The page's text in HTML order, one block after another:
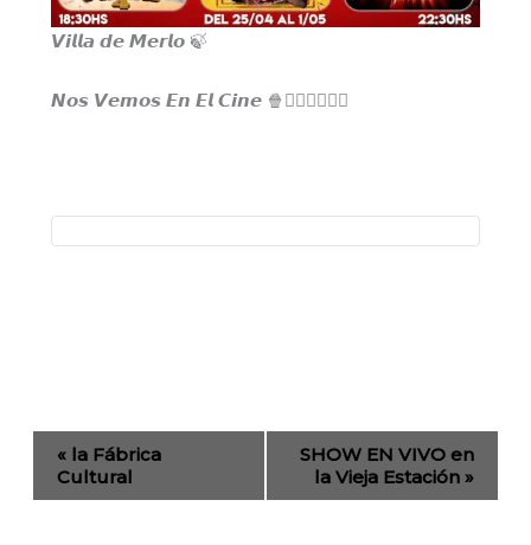
𝙑𝙞𝙡𝙡𝙖 𝙙𝙚 𝙈𝙚𝙧𝙡𝙤 🍃
𝙉𝙤𝙨 𝙑𝙚𝙢𝙤𝙨 𝙀𝙣 𝙀𝙡 𝘾𝙞𝙣𝙚 🍿🏃🏻‍♂️🏃🏻‍♀️
Evento
de
Navegación
« la Fábrica
Cultural
SHOW EN VIVO en
la Vieja Estación »